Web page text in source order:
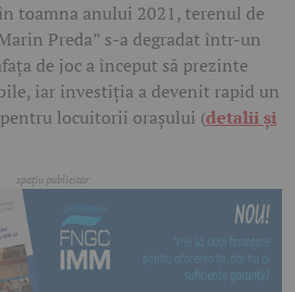
toamna anului 2021, terenul de
Preda” s-a degradat într-un
de joc a început să prezinte
iar investiția a devenit rapid un
locuitorii orașului (detalii și